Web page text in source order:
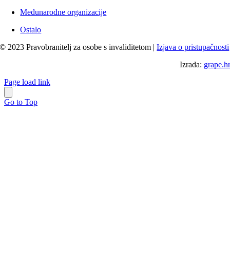
Međunarodne organizacije
Ostalo
© 2023 Pravobranitelj za osobe s invaliditetom |Izjava o pristupačnosti
Izrada: grape.hr
Page load link
Go to Top